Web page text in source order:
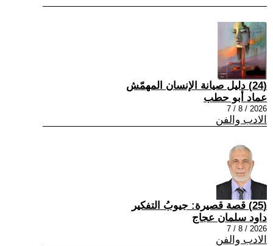
(24) دليل صيانة الإنسان المهمّش
عماد أبو حطب
2026 / 8 / 7
الادب والفن
(25) قصة قصيرة: جيوبُ التفكير
داود سلمان عجاج
2026 / 8 / 7
الادب والفن